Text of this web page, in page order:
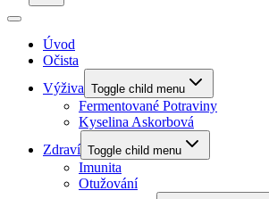
Úvod
Očista
Výživa Toggle child menu
Fermentované Potraviny
Kyselina Askorbová
Zdraví Toggle child menu
Imunita
Otužování